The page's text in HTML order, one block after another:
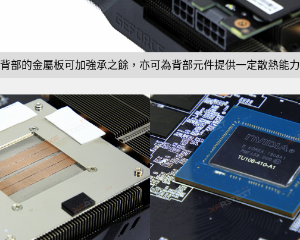
背部的金屬板可加強承之餘，亦可為背部元件提供一定散熱能力